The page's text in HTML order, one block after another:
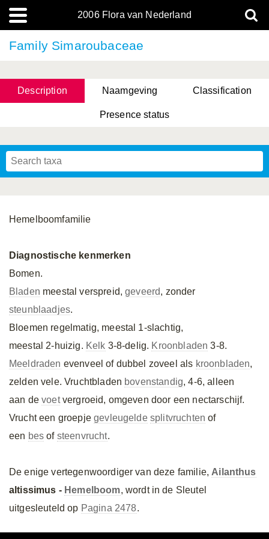
2006 Flora van Nederland
Family Simaroubaceae
Description Naamgeving Classification
Presence status
Hemelboomfamilie
Diagnostische kenmerken
Bomen.
Bladen meestal verspreid,geveerd, zonder
steunblaadjes.
Bloemen regelmatig, meestal 1-slachtig,
meestal 2-huizig. Kelk 3-8-delig. Kroonbladen 3-8.
Meeldraden evenveel of dubbel zoveel als kroonbladen,
zelden vele. Vruchtbladen bovenstandig, 4-6, alleen
aan devoetvergroeid, omgeven door een nectarschijf.
Vrucht een groepjegevleugelde splitvruchten of
een bes of steenvrucht.
De enige vertegenwoordiger van deze familie, Ailanthus
altissimus - Hemelboom, wordt in de Sleutel
uitgesleuteld op Pagina 2478.